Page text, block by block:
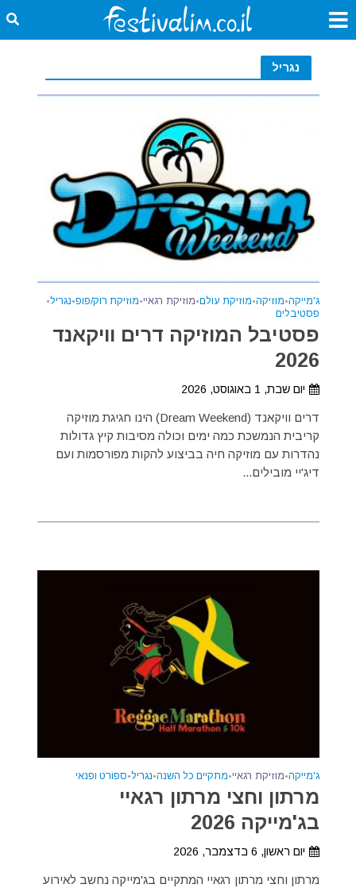
נגריל
ג'מייקה•מוזיקה•מוזיקת עולם•מוזיקת רגאיי•מוזיקת רוק/פופ•נגריל•
פסטיבלים
פסטיבל המוזיקה דרים וויקאנד
2026
יום שבת, 1 באוגוסט, 2026
דרים וויקאנד (Dream Weekend) הינו חגיגת מוזיקה
קריבית הנמשכת כמה ימים וכולה מסיבות קיץ גדולות
נהדרות עם מוזיקה חיה בביצוע להקות מפורסמות ועם
דיג'יי מובילים...
ג'מייקה•מוזיקת רגאיי•מתקיים כל השנה•נגריל•ספורט ופנאי
מרתון וחצי מרתון רגאיי
בג'מייקה 2026
יום ראשון, 6 בדצמבר, 2026
מרתון וחצי מרתון רגאיי המתקיים בג'מייקה נחשב לאירוע